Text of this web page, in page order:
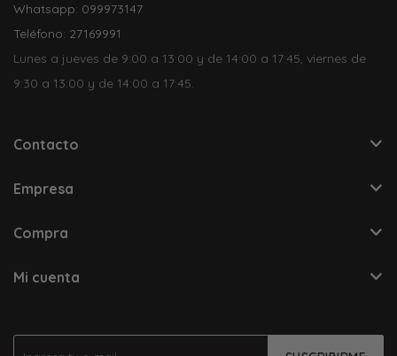
Whatsapp: 099973147
Teléfono: 27169991
Lunes a jueves de 9:00 a 13:00 y de 14:00 a 17:45, viernes de
9:30 a 13:00 y de 14:00 a 17:45.
Contacto
Empresa
Compra
Mi cuenta